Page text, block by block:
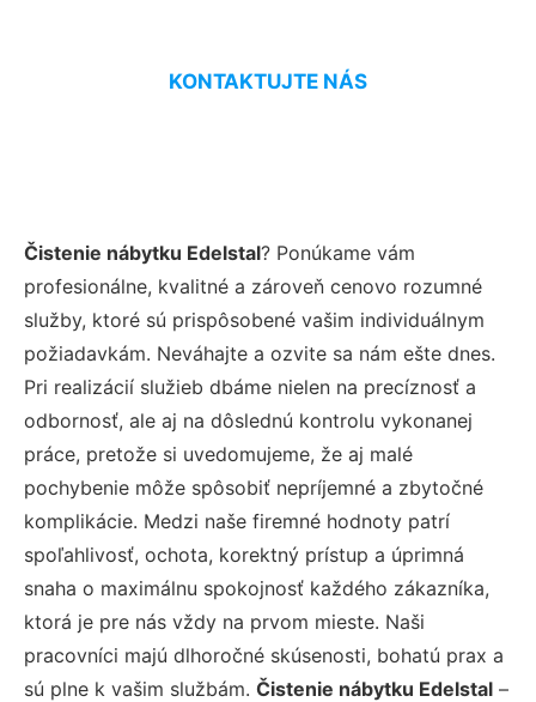
KONTAKTUJTE NÁS
Čistenie nábytku Edelstal? Ponúkame vám
profesionálne, kvalitné a zároveň cenovo rozumné
služby, ktoré sú prispôsobené vašim individuálnym
požiadavkám. Neváhajte a ozvite sa nám ešte dnes.
Pri realizácií služieb dbáme nielen na precíznosť a
odbornosť, ale aj na dôslednú kontrolu vykonanej
práce, pretože si uvedomujeme, že aj malé
pochybenie môže spôsobiť nepríjemné a zbytočné
komplikácie. Medzi naše firemné hodnoty patrí
spoľahlivosť, ochota, korektný prístup a úprimná
snaha o maximálnu spokojnosť každého zákazníka,
ktorá je pre nás vždy na prvom mieste. Naši
pracovníci majú dlhoročné skúsenosti, bohatú prax a
sú plne k vašim službám. Čistenie nábytku Edelstal –